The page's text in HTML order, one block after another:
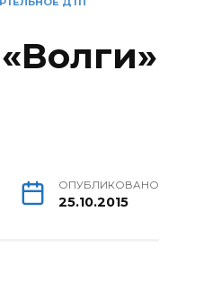
ОПУБЛИКОВАНО
25.10.2015